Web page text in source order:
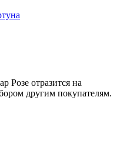
Розе отразится на
другим покупателям.